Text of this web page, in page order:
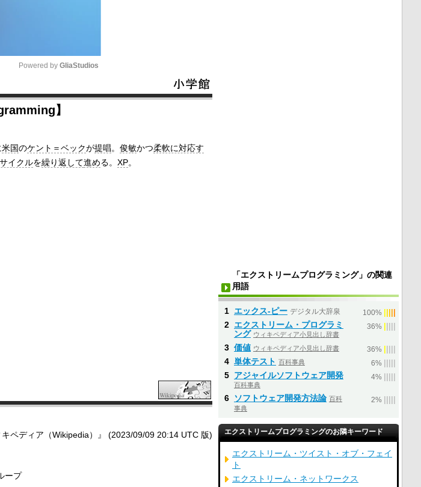
M
u
e
Powered by GliaStudios
】
米国のケント＝ベックが提唱。俊敏かつ柔軟に対応す
イクルを繰り返して進める。XP。
ペディア（Wikipedia）』 (2023/09/09 20:14 UTC 版)
ープ
「エクストリームプログラミング」の関連
用語
1 エックス‐ピー デジタル大辞泉 100%
2 エクストリーム・プログラミ
ング ウィキペディア小見出し辞書
36%
3 価値 ウィキペディア小見出し辞書 36%
4 単体テスト 百科事典 6%
5 アジャイルソフトウェア開発
百科事典
4%
6 ソフトウェア開発方法論 百科
事典
2%
エクストリームプログラミングのお隣キーワード
エクストリーム・ツイスト・オブ・フェイ
ト
エクストリーム・ネットワークス